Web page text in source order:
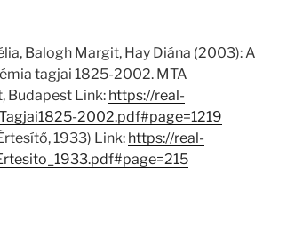
Balogh Margit, Hay Diána (2003): A
tagjai 1825-2002. MTA
Budapest Link: https://real-
2002.pdf#page=1219
1933) Link: https://real-